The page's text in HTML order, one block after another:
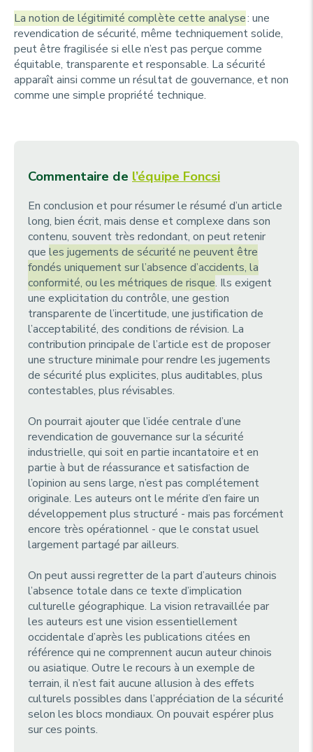
La notion de légitimité complète cette analyse: une
revendication de sécurité, même techniquement solide,
peut être fragilisée si elle n’est pas perçue comme
équitable, transparente et responsable. La sécurité
apparaît ainsi comme un résultat de gouvernance, et non
comme une simple propriété technique.
Commentaire de l’équipe Foncsi
En conclusion et pour résumer le résumé d’un article
long, bien écrit, mais dense et complexe dans son
contenu, souvent très redondant, on peut retenir
que les jugements de sécurité ne peuvent être
fondés uniquement sur l’absence d’accidents, la
conformité, ou les métriques de risque. Ils exigent
une explicitation du contrôle, une gestion
transparente de l’incertitude, une justification de
l’acceptabilité, des conditions de révision. La
contribution principale de l’article est de proposer
une structure minimale pour rendre les jugements
de sécurité plus explicites, plus auditables, plus
contestables, plus révisables.
On pourrait ajouter que l’idée centrale d’une
revendication de gouvernance sur la sécurité
industrielle, qui soit en partie incantatoire et en
partie à but de réassurance et satisfaction de
l’opinion au sens large, n’est pas complétement
originale. Les auteurs ont le mérite d’en faire un
développement plus structuré - mais pas forcément
encore très opérationnel - que le constat usuel
largement partagé par ailleurs.
On peut aussi regretter de la part d’auteurs chinois
l’absence totale dans ce texte d’implication
culturelle géographique. La vision retravaillée par
les auteurs est une vision essentiellement
occidentale d’après les publications citées en
référence qui ne comprennent aucun auteur chinois
ou asiatique. Outre le recours à un exemple de
terrain, il n’est fait aucune allusion à des effets
culturels possibles dans l’appréciation de la sécurité
selon les blocs mondiaux. On pouvait espérer plus
sur ces points.